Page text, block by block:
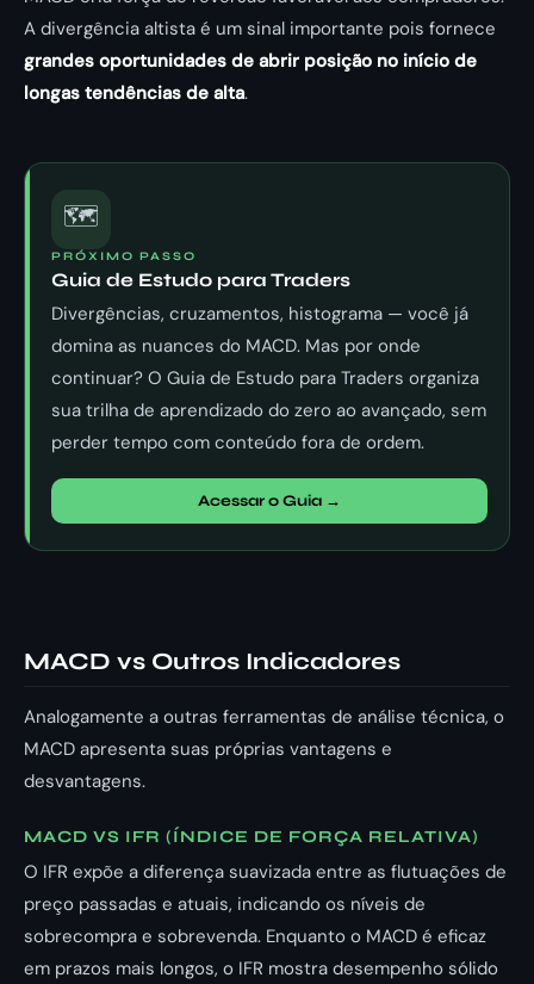
A divergência altista é um sinal importante pois fornece
grandes oportunidades de abrir posição no início de
longas tendências de alta.
🗺️
PRÓXIMO PASSO
Guia de Estudo para Traders
Divergências, cruzamentos, histograma — você já
domina as nuances do MACD. Mas por onde
continuar? O Guia de Estudo para Traders organiza
sua trilha de aprendizado do zero ao avançado, sem
perder tempo com conteúdo fora de ordem.
Acessar o Guia →
MACD vs Outros Indicadores
Analogamente a outras ferramentas de análise técnica, o
MACD apresenta suas próprias vantagens e
desvantagens.
MACD VS IFR (ÍNDICE DE FORÇA RELATIVA)
O IFR expõe a diferença suavizada entre as flutuações de
preço passadas e atuais, indicando os níveis de
sobrecompra e sobrevenda. Enquanto o MACD é eficaz
em prazos mais longos, o IFR mostra desempenho sólido